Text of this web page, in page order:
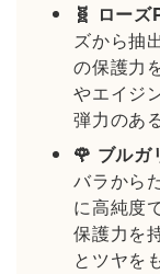
🧬 ロー
ズから抽
の保護力
やエイジ
弾力のあ
🌹 ブルガ
バラから
に高純度
保護力を
とツヤを